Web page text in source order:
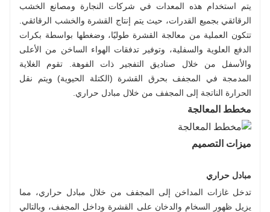
يتم استخدام هذه المعدات في شركات النجارة ومصانع الخشب
الرقائقي بجميع القدرات، حيث يتم إنتاج القشرة والخشب الرقائقي.
تتكون العملية من معالجة القشرة طوليًا، وضغطها بواسطة بكرات
الدفع العلوية والسفلية، وتوفير تدفقات الهواء الساخن من الأعلى
والأسفل من خلال صناديق التفجير ذات الفوهة. تقوم الغلاية
المدمجة في المجفف بحرق القشرة (الكتلة الحيوية) ويتم نقل
الحرارة الناتجة إلى المجفف من خلال مبادل حراري.
مخطط المعالجة
ميزات التصميم
مبادل حراري
تدخل غازات المداخن إلى المجفف من خلال مبادل حراري، مما
يزيل ظهور السخام والدخان على القشرة وداخل المجفف، وبالتالي